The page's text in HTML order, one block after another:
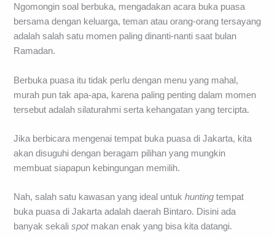
Ngomongin soal berbuka, mengadakan acara buka puasa
bersama dengan keluarga, teman atau orang-orang tersayang
adalah salah satu momen paling dinanti-nanti saat bulan
Ramadan.
Berbuka puasa itu tidak perlu dengan menu yang mahal,
murah pun tak apa-apa, karena paling penting dalam momen
tersebut adalah silaturahmi serta kehangatan yang tercipta.
Jika berbicara mengenai tempat buka puasa di Jakarta, kita
akan disuguhi dengan beragam pilihan yang mungkin
membuat siapapun kebingungan memilih.
Nah, salah satu kawasan yang ideal untukhunting tempat
buka puasa di Jakarta adalah daerah Bintaro. Disini ada
banyak sekalispotmakan enak yang bisa kita datangi.